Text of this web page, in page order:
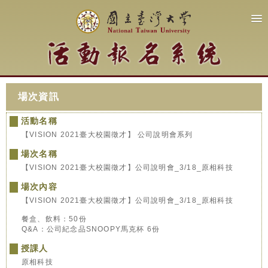
場次資訊
活動名稱
【VISION 2021臺大校園徵才】 公司說明會系列
場次名稱
【VISION 2021臺大校園徵才】公司說明會_3/18_原相科技
場次內容
【VISION 2021臺大校園徵才】公司說明會_3/18_原相科技
餐盒、飲料：50份
Q&A：公司紀念品SNOOPY馬克杯 6份
授課人
原相科技